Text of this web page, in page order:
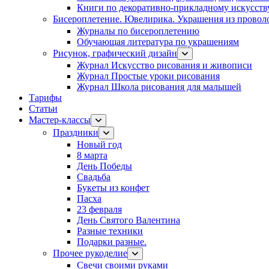
Книги по декоративно-прикладному
Бисероплетение. Ювелирика. Украшения из
Журналы по бисероплетению
Обучающая литература по украшениям
Рисунок, графический дизайн
Журнал Искусство рисования и живописи
Журнал Простые уроки рисования
Журнал Школа рисования для малышей
Тарифы
Статьи
Мастер-классы
Праздники
Новый год
8 марта
День Победы
Свадьба
Букеты из конфет
Пасха
23 февраля
День Святого Валентина
Разные техники
Подарки разные.
Прочее рукоделие
Свечи своими руками